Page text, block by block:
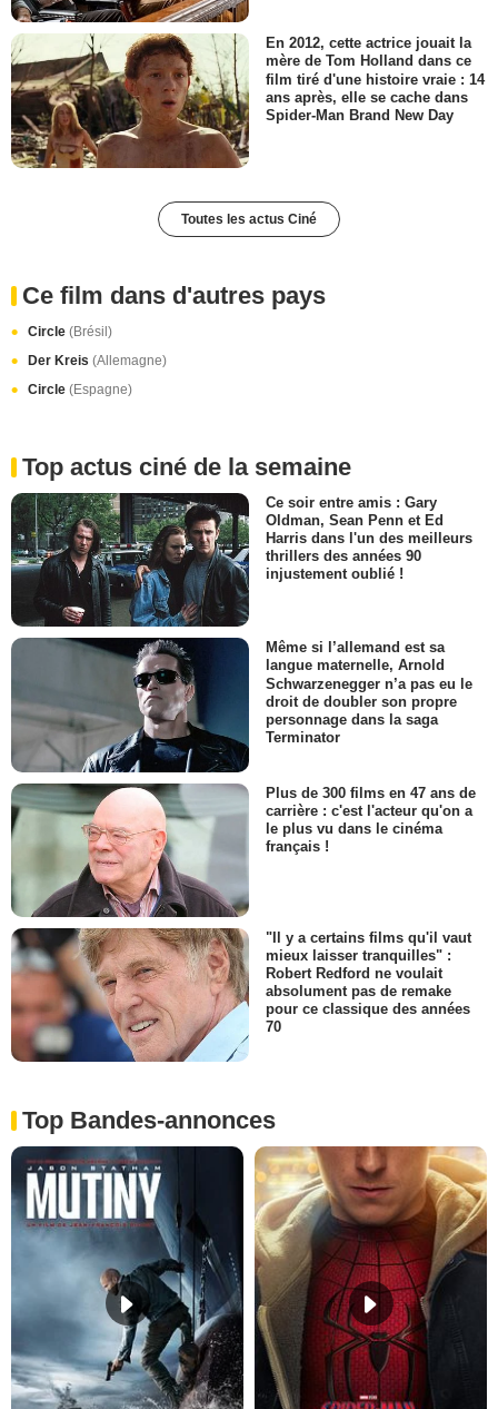
En 2012, cette actrice jouait la
mère de Tom Holland dans ce
film tiré d'une histoire vraie : 14
ans après, elle se cache dans
Spider-Man Brand New Day
Toutes les actus Ciné
Ce film dans d'autres pays
Circle (Brésil)
Der Kreis (Allemagne)
Circle (Espagne)
Top actus ciné de la semaine
Ce soir entre amis : Gary
Oldman, Sean Penn et Ed
Harris dans l'un des meilleurs
thrillers des années 90
injustement oublié !
Même si l’allemand est sa
langue maternelle, Arnold
Schwarzenegger n’a pas eu le
droit de doubler son propre
personnage dans la saga
Terminator
Plus de 300 films en 47 ans de
carrière : c'est l'acteur qu'on a
le plus vu dans le cinéma
français !
"Il y a certains films qu'il vaut
mieux laisser tranquilles" :
Robert Redford ne voulait
absolument pas de remake
pour ce classique des années
70
Top Bandes-annonces